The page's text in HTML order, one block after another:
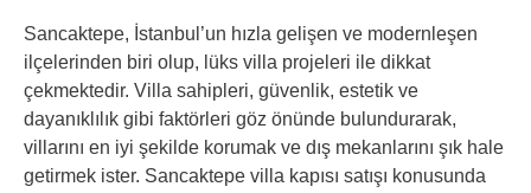
Sancaktepe, İstanbul’un hızla gelişen ve modernleşen
ilçelerinden biri olup, lüks villa projeleri ile dikkat
çekmektedir. Villa sahipleri, güvenlik, estetik ve
dayanıklılık gibi faktörleri göz önünde bulundurarak,
villarını en iyi şekilde korumak ve dış mekanlarını şık hale
getirmek ister. Sancaktepe villa kapısı satışı konusunda